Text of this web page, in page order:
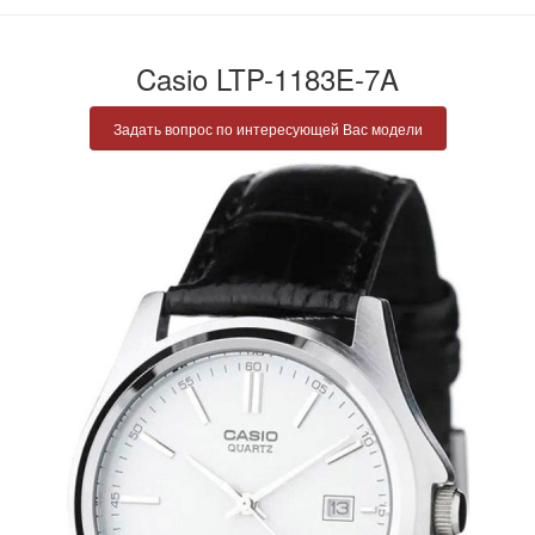
Casio LTP-1183E-7A
Задать вопрос по интересующей Вас модели